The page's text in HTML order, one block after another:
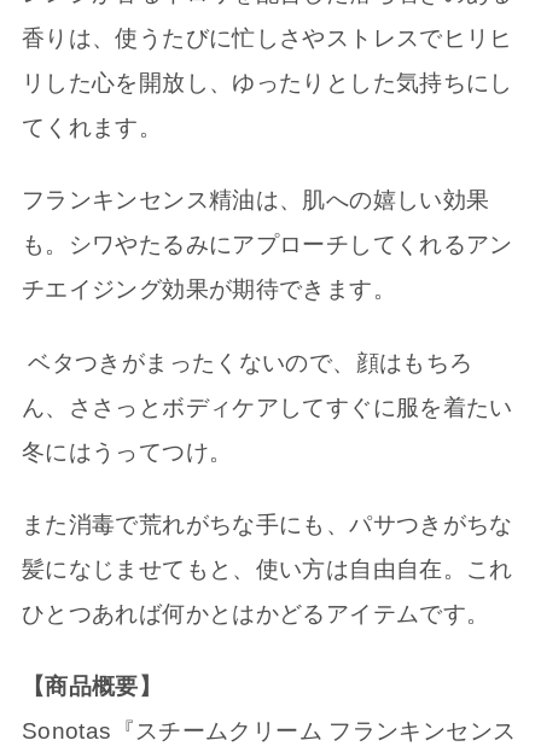
香りは、使うたびに忙しさやストレスでヒリヒ
リした心を開放し、ゆったりとした気持ちにし
てくれます。
フランキンセンス精油は、肌への嬉しい効果
も。シワやたるみにアプローチしてくれるアン
チエイジング効果が期待できます。
ベタつきがまったくないので、顔はもちろ
ん、ささっとボディケアしてすぐに服を着たい
冬にはうってつけ。
また消毒で荒れがちな手にも、パサつきがちな
髪になじませてもと、使い方は自由自在。これ
ひとつあれば何かとはかどるアイテムです。
【商品概要】
Sonotas『スチームクリーム フランキンセンス